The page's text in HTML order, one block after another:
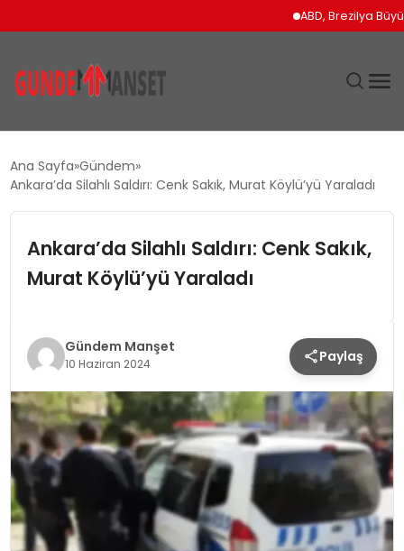
ABD, Brezilya
EKONOMI
TEKNOLOJI
YAŞAM
Ana Sayfa Gündem
Ankara’da Silahlı Saldırı: Cenk Sakık, Murat Köylü’yü Yaraladı
Ankara’da Silahlı Saldırı: Cenk Sakık,
Murat Köylü’yü Yaraladı
Gündem Manşet
10 Haziran 2024 Paylaş